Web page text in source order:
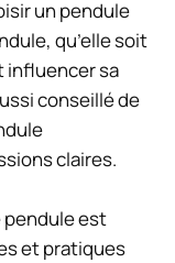
un pendule
qu’elle soit
influencer sa
conseillé de
claires.
pendule est
et pratiques